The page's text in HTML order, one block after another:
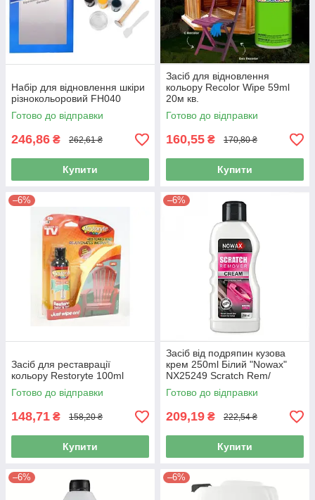
Набір для відновлення шкіри
різнокольоровий FH040
Готово до відправки
246,86 ₴ 262,61 ₴
Купити
Засіб для відновлення
кольору Recolor Wipe 59ml
20м кв.
Готово до відправки
160,55 ₴ 170,80 ₴
Купити
–6%
Засіб для реставрації
кольору Restoryte 100ml
Готово до відправки
148,71 ₴ 158,20 ₴
Купити
–6%
Засіб від подряпин кузова
крем 250ml Білий "Nowax"
NX25249 Scratch Rem/
посилює колір/абразив
Готово до відправки
209,19 ₴ 222,54 ₴
Купити
–6% –6%